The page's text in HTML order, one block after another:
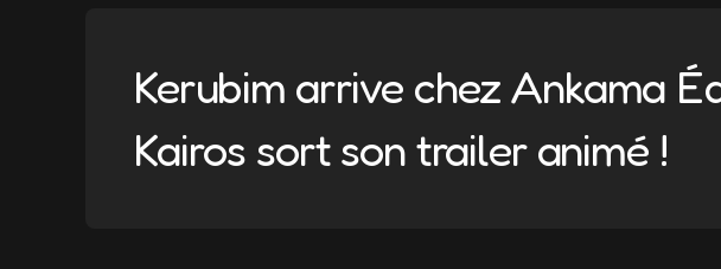
Kerubim arrive chez Ankama
Kairos sort son trailer animé !